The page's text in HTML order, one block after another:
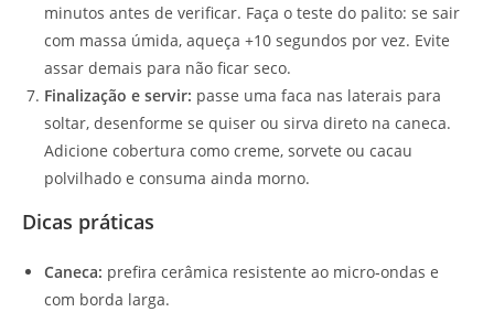
minutos antes de verificar. Faça o teste do palito: se sair
com massa úmida, aqueça +10 segundos por vez. Evite
assar demais para não ficar seco.
Finalização e servir: passe uma faca nas laterais para
soltar, desenforme se quiser ou sirva direto na caneca.
Adicione cobertura como creme, sorvete ou cacau
polvilhado e consuma ainda morno.
Dicas práticas
Caneca: prefira cerâmica resistente ao micro‑ondas e
com borda larga.